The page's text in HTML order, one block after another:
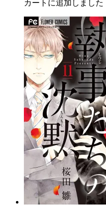
カートに追加しました